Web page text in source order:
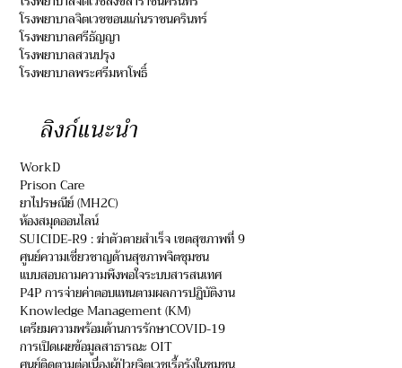
โรงพยาบาลจิตเวชขอนแก่นราชนครินทร์
โรงพยาบาลศรีธัญญา
โรงพยาบาลสวนปรุง
โรงพยาบาลพระศรีมหาโพธิ์
ลิงก์แนะนำ
WorkD
Prison Care
ยาไปรษณีย์ (MH2C)
ห้องสมุดออนไลน์
SUICIDE-R9 : ฆ่าตัวตายสำเร็จ เขตสุขภาพที่ 9
ศูนย์ความเชี่ยวชาญด้านสุขภาพจิตชุมชน
แบบสอบถามความพึงพอใจระบบสารสนเทศ
P4P การจ่ายค่าตอบแทนตามผลการปฏิบัติงาน
Knowledge Management (KM)
เตรียมความพร้อมด้านการรักษาCOVID-19
การเปิดเผยข้อมูลสาธารณะ OIT